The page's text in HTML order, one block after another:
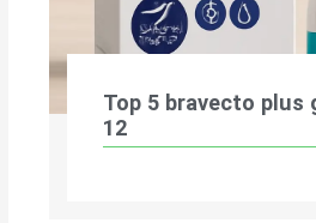
Top 5 bravecto plus
12